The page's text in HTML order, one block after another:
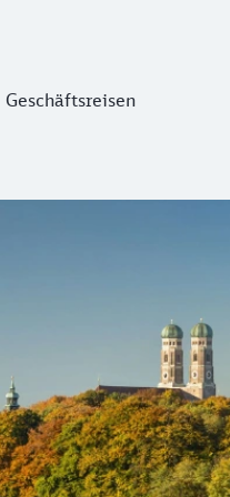
Geschäftsreisen
der
Nord-Süd-Passage geht
Biergartenoder einem